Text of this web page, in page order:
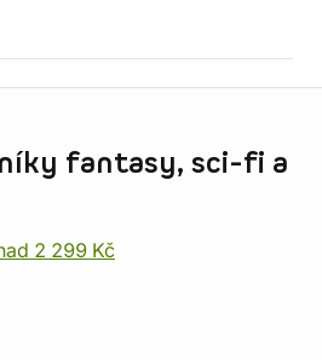
fantasy, sci-fi a
2 299 Kč